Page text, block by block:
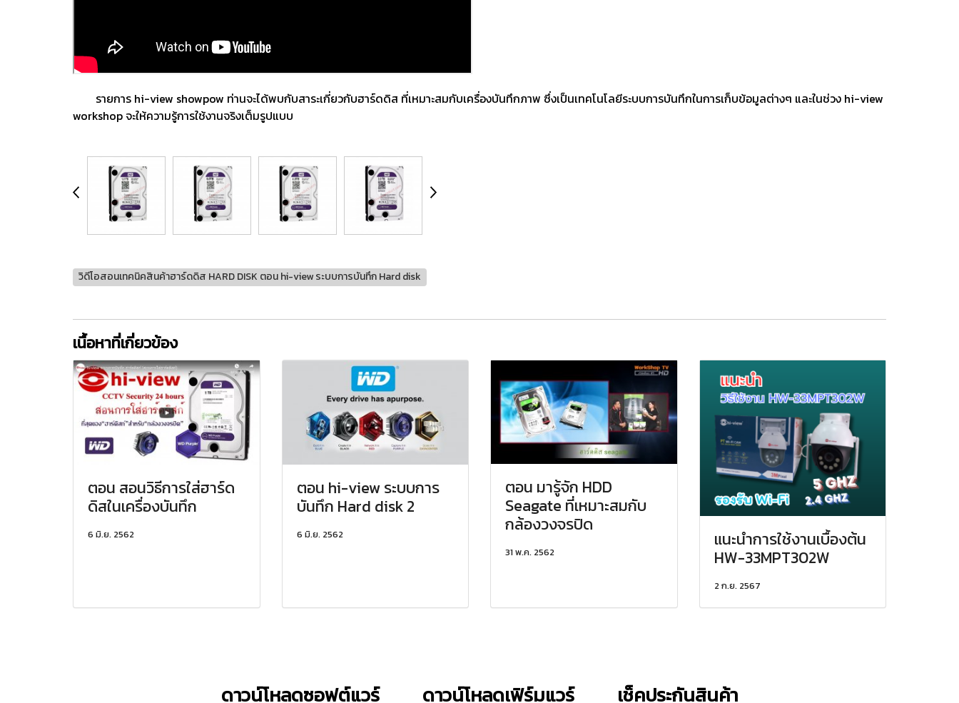
รายการ hi-view showpow ท่านจะได้พบกับสาระเกี่ยวกับฮาร์ดดิส ที่เหมาะสมกับเครื่องบันทึกภาพ ซึ่งเป็นเทคโนโลยีระบบการบันทึกในการเก็บข้อมูลต่างๆ และในช่วง hi-view
workshop จะให้ความรู้การใช้งานจริงเต็มรูปแบบ
วิดีโอสอนเทคนิคสินค้าฮาร์ดดิส HARD DISK ตอน hi-view ระบบการบันทึก Hard disk
เนื้อหาที่เกี่ยวข้อง
ตอน สอนวิธีการใส่ฮาร์ด
ดิสในเครื่องบันทึก
6 มิ.ย. 2562
ตอน hi-view ระบบการ
บันทึก Hard disk 2
6 มิ.ย. 2562
ตอน มารู้จัก HDD
Seagate ที่เหมาะสมกับ
กล้องวงจรปิด
31 พ.ค. 2562
แนะนำการใช้งานเบื้องต้น
HW-33MPT302W
2 ก.ย. 2567
ดาวน์โหลดซอฟต์แวร์ ดาวน์โหลดเฟิร์มแวร์ เช็คประกันสินค้า